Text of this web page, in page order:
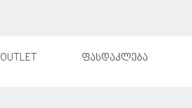
OUTLET ფასდაკლება